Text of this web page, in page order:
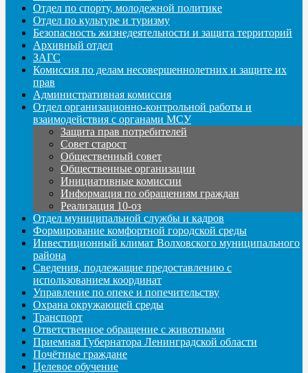
Отдел по спорту, молодежной политике
Отдел по культуре и туризму
Безопасность жизнедеятельности и защита территорий
Архивный отдел
ЗАГС
Комиссия по делам несовершеннолетних и защите их
прав
Административная комиссия
Отдел организационно-контрольной работы и
взаимодействия с органами МСУ
Защита прав потребителей
Совет старост
Общественный совет
Общественные организации
Инициативные комиссии
Информация по обращениям граждан
Реализация 10-оз
Отдел муниципальной службы и кадров
Формирование комфортной городской среды
Инвестиционный климат Волховского муниципального
района
Сведения, подлежащие предоставлению с
использованием координат
Управление по опеке и попечительству
Охрана окружающей среды
Транспорт
Ответственное обращение с животными
Приемная Губернатора Ленинградской области
Почётные граждане
Целевое обучение